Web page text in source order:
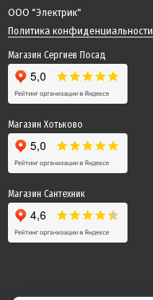
ООО "Электрик"
Политика конфиденциальности
Магазин Сергиев Посад
Магазин Хотьково
Магазин Сантехник